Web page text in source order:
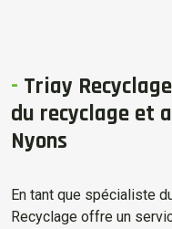
- Triay
du recyclage et
Nyons
En tant que spécialiste
Recyclage offre un